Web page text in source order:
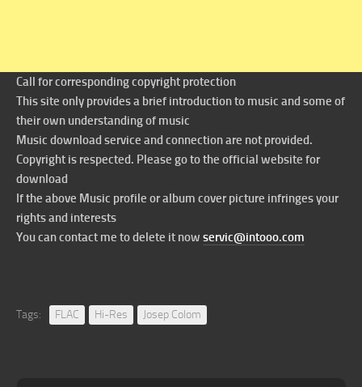
Call for corresponding copyright protection
This site only provides a brief introduction to music and some of
their own understanding of music
Music download service and connection are not provided.
Copyright is respected. Please go to the official website for
download
If the above Music profile or album cover picture infringes your
rights and interests
You can contact me to delete it now servic@intooo.com
Tags: FLAC Hi-Res Josep Colom